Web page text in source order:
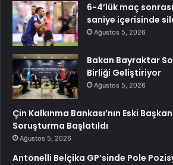
6-4’lük maç
saniye içerisinde
Ağustos 5, 2026
Bakan Bayraktar
Birliği Geliştiriyor
Ağustos 5, 2026
Çin Kalkınma Bankası’nın Eski
Soruşturma Başlatıldı
Ağustos 5, 2026
Antonelli Belçika GP’sinde Pole